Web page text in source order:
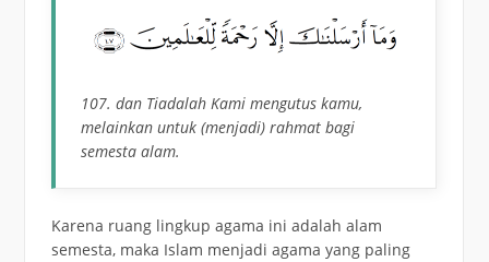
107. dan Tiadalah Kami mengutus kamu,
melainkan untuk (menjadi) rahmat bagi
semesta alam.
Karena ruang lingkup agama ini adalah alam
semesta, maka Islam menjadi agama yang paling